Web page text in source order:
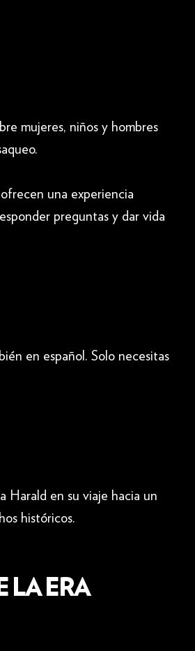
mujeres, niños y hombres
una experiencia
preguntas y dar vida
en español. Solo necesitas
Harald en su viaje hacia un
históricos.
LA ERA